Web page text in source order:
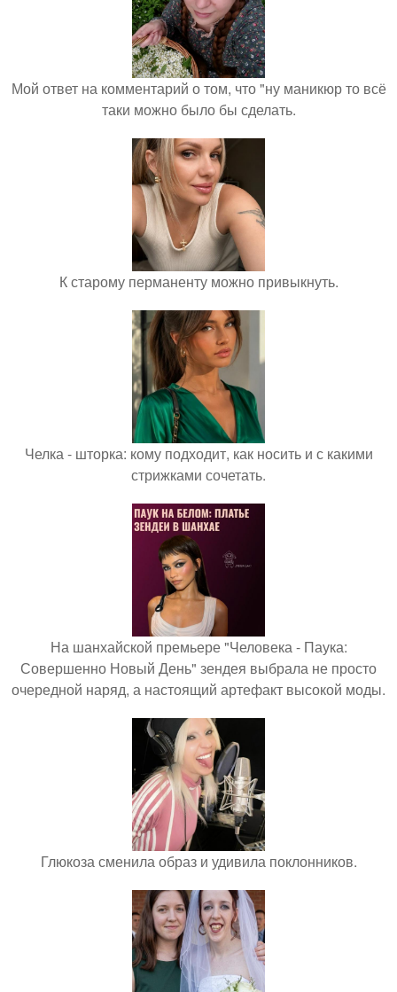
Мой ответ на комментарий о том, что "ну маникюр то всё
таки можно было бы сделать.
К старому перманенту можно привыкнуть.
Челка - шторка: кому подходит, как носить и с какими
стрижками сочетать.
На шанхайской премьере "Человека - Паука:
Совершенно Новый День" зендея выбрала не просто
очередной наряд, а настоящий артефакт высокой моды.
Глюкоза сменила образ и удивила поклонников.